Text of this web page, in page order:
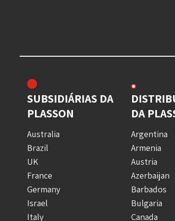
SUBSIDIÁRIAS DA
PLASSON
Australia
Brazil
UK
France
Germany
Israel
Italy
DA
Argentina
Armenia
Austria
Azerbaijan
Barbados
Bulgaria
Canada